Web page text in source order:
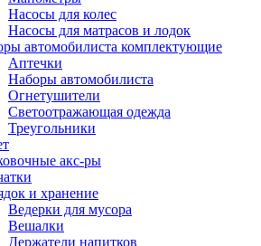
Насосы для колес
Насосы для матрасов и лодок
автомобилиста комплектующие
Аптечки
Наборы автомобилиста
Огнетушители
Светоотражающая одежда
Треугольники
акс-ры
и хранение
Ведерки для мусора
Вешалки
Держатели напитков